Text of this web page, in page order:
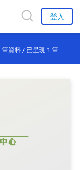
登入
筆資料 / 已呈現 1 筆